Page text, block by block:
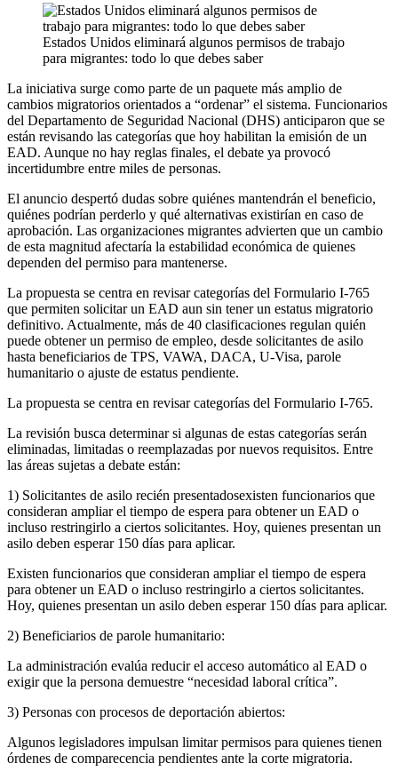
Estados Unidos eliminará algunos permisos de trabajo
para migrantes: todo lo que debes saber
La iniciativa surge como parte de un paquete más amplio de
cambios migratorios orientados a “ordenar” el sistema. Funcionarios
del Departamento de Seguridad Nacional (DHS) anticiparon que se
están revisando las categorías que hoy habilitan la emisión de un
EAD. Aunque no hay reglas finales, el debate ya provocó
incertidumbre entre miles de personas.
El anuncio despertó dudas sobre quiénes mantendrán el beneficio,
quiénes podrían perderlo y qué alternativas existirían en caso de
aprobación. Las organizaciones migrantes advierten que un cambio
de esta magnitud afectaría la estabilidad económica de quienes
dependen del permiso para mantenerse.
La propuesta se centra en revisar categorías del Formulario I-765
que permiten solicitar un EAD aun sin tener un estatus migratorio
definitivo. Actualmente, más de 40 clasificaciones regulan quién
puede obtener un permiso de empleo, desde solicitantes de asilo
hasta beneficiarios de TPS, VAWA, DACA, U-Visa, parole
humanitario o ajuste de estatus pendiente.
La propuesta se centra en revisar categorías del Formulario I-765.
La revisión busca determinar si algunas de estas categorías serán
eliminadas, limitadas o reemplazadas por nuevos requisitos. Entre
las áreas sujetas a debate están:
1) Solicitantes de asilo recién presentadosexisten funcionarios que
consideran ampliar el tiempo de espera para obtener un EAD o
incluso restringirlo a ciertos solicitantes. Hoy, quienes presentan un
asilo deben esperar 150 días para aplicar.
Existen funcionarios que consideran ampliar el tiempo de espera
para obtener un EAD o incluso restringirlo a ciertos solicitantes.
Hoy, quienes presentan un asilo deben esperar 150 días para aplicar.
2) Beneficiarios de parole humanitario:
La administración evalúa reducir el acceso automático al EAD o
exigir que la persona demuestre “necesidad laboral crítica”.
3) Personas con procesos de deportación abiertos:
Algunos legisladores impulsan limitar permisos para quienes tienen
órdenes de comparecencia pendientes ante la corte migratoria.